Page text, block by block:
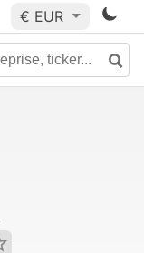
€ EUR